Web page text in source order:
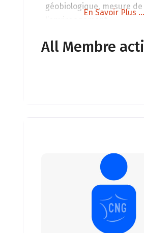
géobiologique, mesure de
l’air, du Radon. Conseil en
En Savoir Plus ...
All Membre